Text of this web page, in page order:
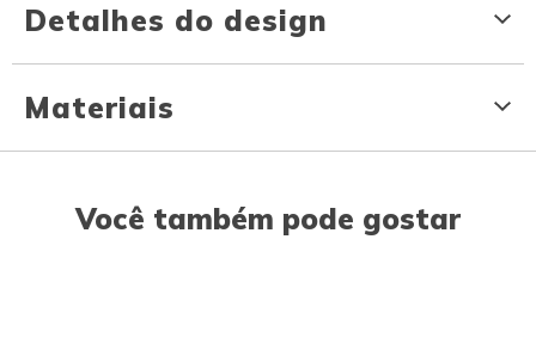
Detalhes do design
Materiais
Você também pode gostar